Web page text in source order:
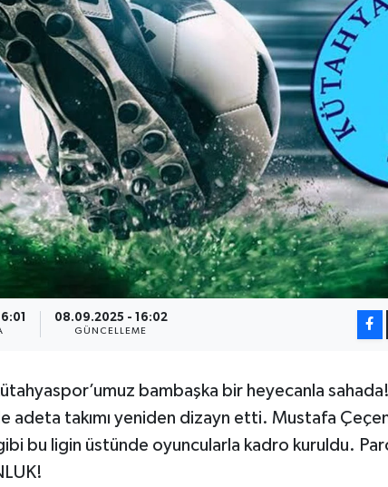
08.09.2025 - 16:02
GÜNCELLEME
bambaşka bir heyecanla
adeta takımı yeniden dizayn etti. Mustafa
bu ligin üstünde oyuncularla kadro kuruldu.